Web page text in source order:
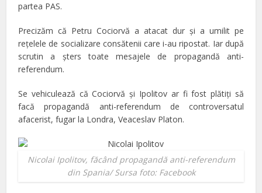
partea PAS.
Precizăm că Petru Cociorvă a atacat dur şi a umilit pe
reţelele de socializare consătenii care i-au ripostat. Iar după
scrutin a şters toate mesajele de propagandă anti-
referendum.
Se vehiculează că Cociorvă şi Ipolitov ar fi fost plătiţi să
facă propagandă anti-referendum de controversatul
afacerist, fugar la Londra, Veaceslav Platon.
Nicolai Ipolitov, făcând propagandă anti-referendum
din Spania/ Sursa foto: Facebook